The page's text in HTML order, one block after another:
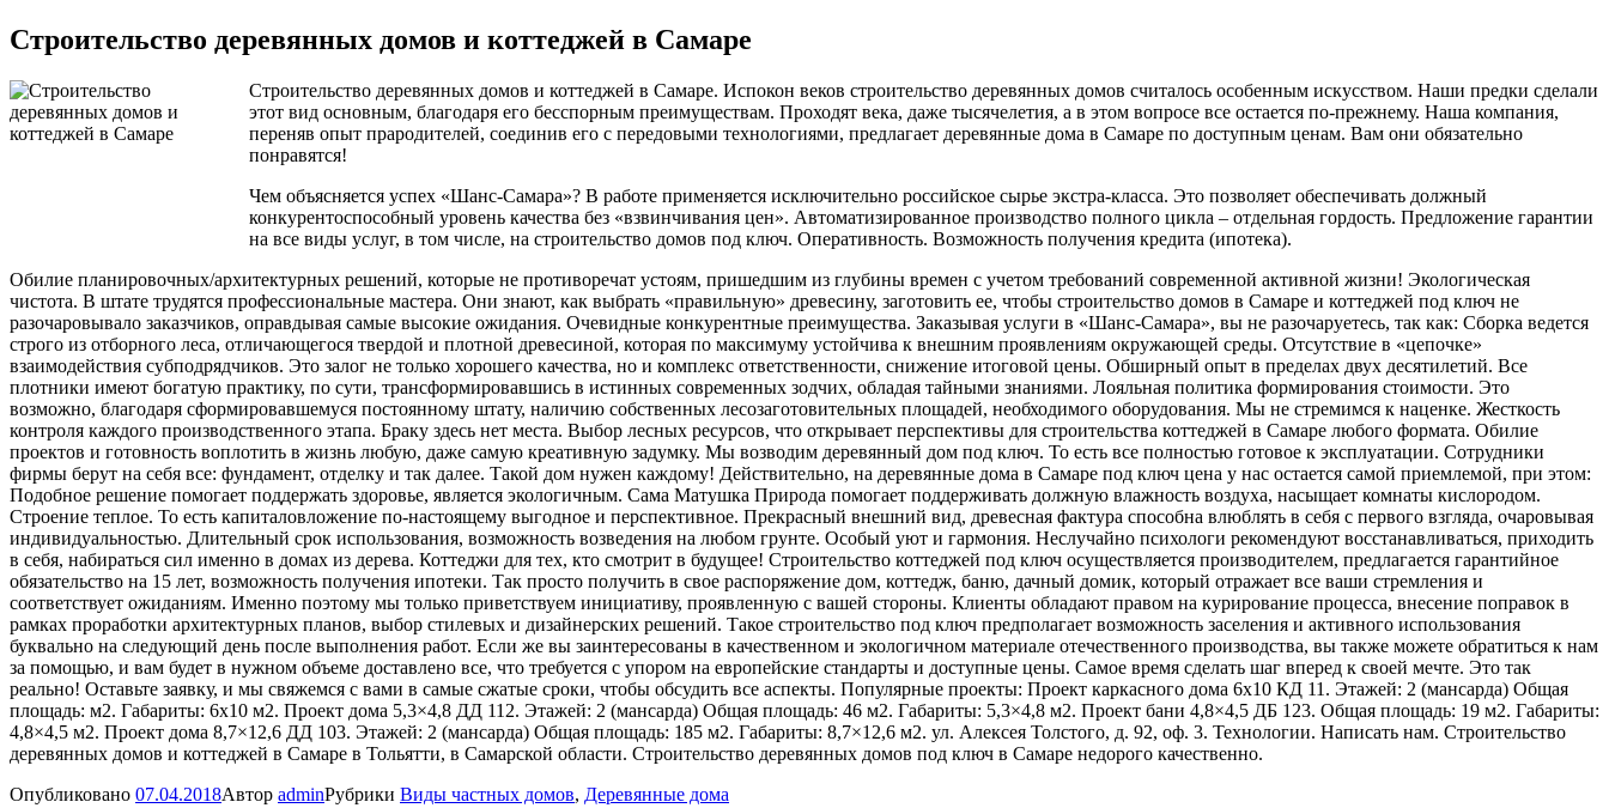
Строительство деревянных домов и коттеджей в Самаре
Строительство деревянных домов и коттеджей в Самаре. Испокон веков строительство деревянных домов считалось особенным искусством. Наши предки сделали
этот вид основным, благодаря его бесспорным преимуществам. Проходят века, даже тысячелетия, а в этом вопросе все остается по-прежнему. Наша компания,
переняв опыт прародителей, соединив его с передовыми технологиями, предлагает деревянные дома в Самаре по доступным ценам. Вам они обязательно
понравятся!
Чем объясняется успех «Шанс-Самара»? В работе применяется исключительно российское сырье экстра-класса. Это позволяет обеспечивать должный
конкурентоспособный уровень качества без «взвинчивания цен». Автоматизированное производство полного цикла – отдельная гордость. Предложение гарантии
на все виды услуг, в том числе, на строительство домов под ключ. Оперативность. Возможность получения кредита (ипотека).
Обилие планировочных/архитектурных решений, которые не противоречат устоям, пришедшим из глубины времен с учетом требований современной активной жизни! Экологическая
чистота. В штате трудятся профессиональные мастера. Они знают, как выбрать «правильную» древесину, заготовить ее, чтобы строительство домов в Самаре и коттеджей под ключ не
разочаровывало заказчиков, оправдывая самые высокие ожидания. Очевидные конкурентные преимущества. Заказывая услуги в «Шанс-Самара», вы не разочаруетесь, так как: Сборка ведется
строго из отборного леса, отличающегося твердой и плотной древесиной, которая по максимуму устойчива к внешним проявлениям окружающей среды. Отсутствие в «цепочке»
взаимодействия субподрядчиков. Это залог не только хорошего качества, но и комплекс ответственности, снижение итоговой цены. Обширный опыт в пределах двух десятилетий. Все
плотники имеют богатую практику, по сути, трансформировавшись в истинных современных зодчих, обладая тайными знаниями. Лояльная политика формирования стоимости. Это
возможно, благодаря сформировавшемуся постоянному штату, наличию собственных лесозаготовительных площадей, необходимого оборудования. Мы не стремимся к наценке. Жесткость
контроля каждого производственного этапа. Браку здесь нет места. Выбор лесных ресурсов, что открывает перспективы для строительства коттеджей в Самаре любого формата. Обилие
проектов и готовность воплотить в жизнь любую, даже самую креативную задумку. Мы возводим деревянный дом под ключ. То есть все полностью готовое к эксплуатации. Сотрудники
фирмы берут на себя все: фундамент, отделку и так далее. Такой дом нужен каждому! Действительно, на деревянные дома в Самаре под ключ цена у нас остается самой приемлемой, при этом:
Подобное решение помогает поддержать здоровье, является экологичным. Сама Матушка Природа помогает поддерживать должную влажность воздуха, насыщает комнаты кислородом.
Строение теплое. То есть капиталовложение по-настоящему выгодное и перспективное. Прекрасный внешний вид, древесная фактура способна влюблять в себя с первого взгляда, очаровывая
индивидуальностью. Длительный срок использования, возможность возведения на любом грунте. Особый уют и гармония. Неслучайно психологи рекомендуют восстанавливаться, приходить
в себя, набираться сил именно в домах из дерева. Коттеджи для тех, кто смотрит в будущее! Строительство коттеджей под ключ осуществляется производителем, предлагается гарантийное
обязательство на 15 лет, возможность получения ипотеки. Так просто получить в свое распоряжение дом, коттедж, баню, дачный домик, который отражает все ваши стремления и
соответствует ожиданиям. Именно поэтому мы только приветствуем инициативу, проявленную с вашей стороны. Клиенты обладают правом на курирование процесса, внесение поправок в
рамках проработки архитектурных планов, выбор стилевых и дизайнерских решений. Такое строительство под ключ предполагает возможность заселения и активного использования
буквально на следующий день после выполнения работ. Если же вы заинтересованы в качественном и экологичном материале отечественного производства, вы также можете обратиться к нам
за помощью, и вам будет в нужном объеме доставлено все, что требуется с упором на европейские стандарты и доступные цены. Самое время сделать шаг вперед к своей мечте. Это так
реально! Оставьте заявку, и мы свяжемся с вами в самые сжатые сроки, чтобы обсудить все аспекты. Популярные проекты: Проект каркасного дома 6х10 КД 11. Этажей: 2 (мансарда) Общая
площадь: м2. Габариты: 6х10 м2. Проект дома 5,3×4,8 ДД 112. Этажей: 2 (мансарда) Общая площадь: 46 м2. Габариты: 5,3×4,8 м2. Проект бани 4,8×4,5 ДБ 123. Общая площадь: 19 м2. Габариты:
4,8×4,5 м2. Проект дома 8,7×12,6 ДД 103. Этажей: 2 (мансарда) Общая площадь: 185 м2. Габариты: 8,7×12,6 м2. ул. Алексея Толстого, д. 92, оф. 3. Технологии. Написать нам. Строительство
деревянных домов и коттеджей в Самаре в Тольятти, в Самарской области. Строительство деревянных домов под ключ в Самаре недорого качественно.
Опубликовано 07.04.2018Автор adminРубрики Виды частных домов, Деревянные дома